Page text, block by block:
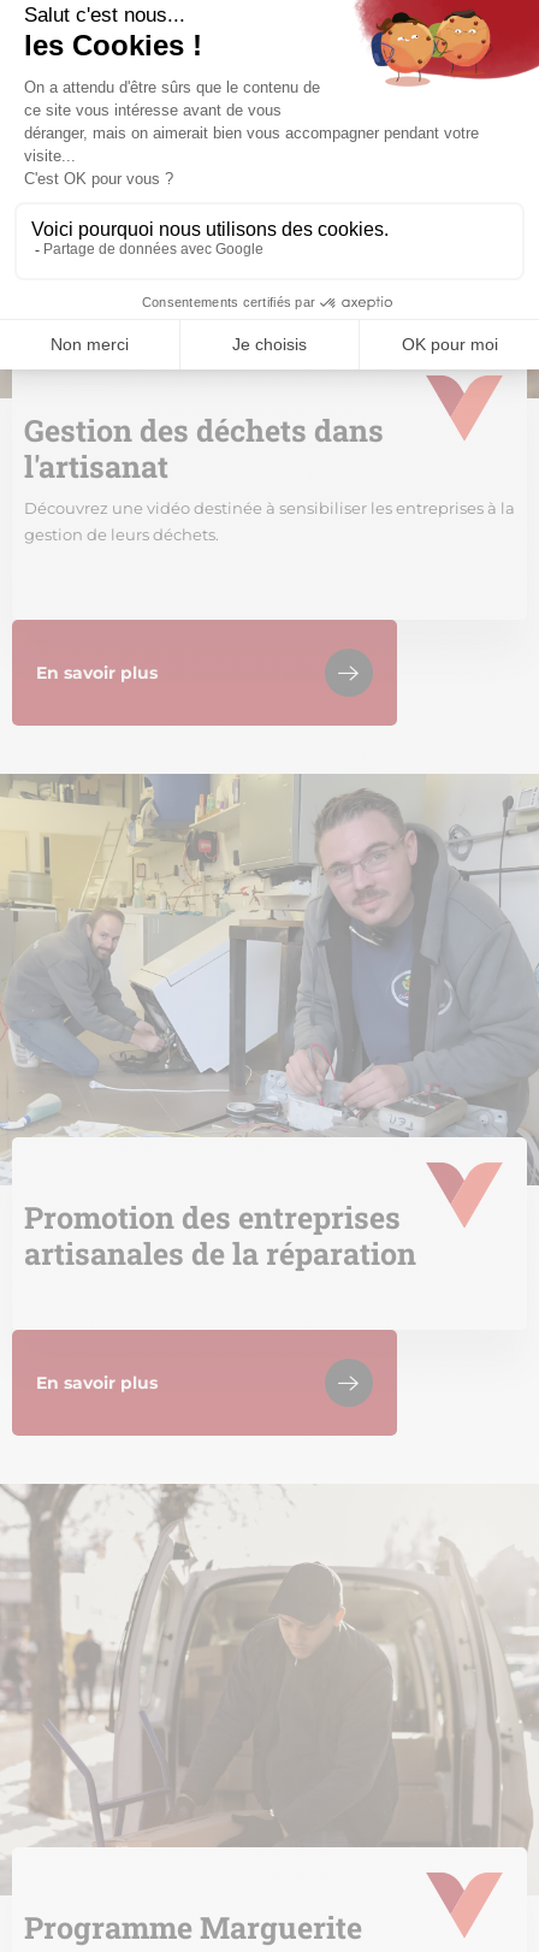
Gestion des déchets dans
l'artisanat
Découvrez une vidéo destinée à sensibiliser les entreprises à la
gestion de leurs déchets.
En savoir plus
Promotion des entreprises
artisanales de la réparation
En savoir plus
Programme Marguerite